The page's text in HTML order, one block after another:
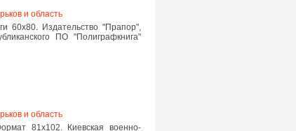
и область
60х80. Издательство "Прапор",
ПО "Полиграфкнига"
и область
81х102. Киевская военно-